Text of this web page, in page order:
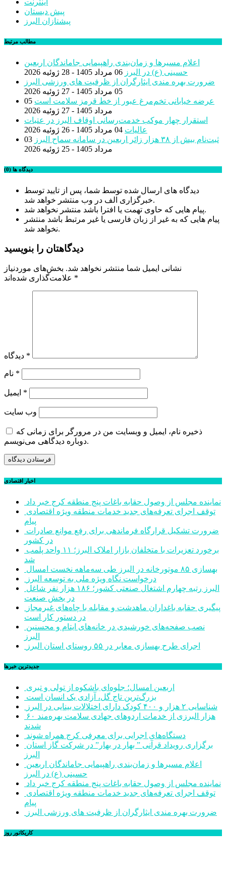
اینترنت
پیش دبستان
پیشتازان البرز
مطالب مرتبط
اعلام مسیرها و زمان‌بندی راهپیمایی جاماندگان اربعین
حسینی (ع) در البرز 06 مرداد 1405 - 28 ژوئیه 2026
ضرورت بهره مندی ایثارگران از ظرفیت های ورزشی البرز
05 مرداد 1405 - 27 ژوئیه 2026
عرضه خیابانی تخم‌مرغ عبور از خط قرمز سلامت است 05
مرداد 1405 - 27 ژوئیه 2026
استقرار چهار موکب خدمت‌رسانی اوقاف البرز در عتبات
عالیات 04 مرداد 1405 - 26 ژوئیه 2026
ثبت‌نام بیش از ٣٨ هزار زائر اربعین در سامانه سماح البرز
03
مرداد 1405 - 25 ژوئیه 2026
دیدگاه ها (0)
دیدگاه های ارسال شده توسط شما، پس از تایید توسط
خبرگزاری الف در وب منتشر خواهد شد.
پیام هایی که حاوی تهمت یا افترا باشد منتشر نخواهد شد.
پیام هایی که به غیر از زبان فارسی یا غیر مرتبط باشد منتشر
نخواهد شد.
دیدگاهتان را بنویسید
نشانی ایمیل شما منتشر نخواهد شد. بخش‌های موردنیاز
*
*
*
*
وب‌ سایت
ذخیره نام، ایمیل و وبسایت من در مرورگر برای زمانی که
دوباره دیدگاهی می‌نویسم.
اخبار اقتصادی
نماینده مجلس از وصول حقابه باغات پنج منطقه کرج خبر داد
پیام
در کشور
شد
بهسازی ۸۵ موتورخانه در البرز طی سه‌ماهه نخست امسال
درخواست نگاه ویژه ملی به توسعه البرز
در بخش صنعت
در دستور کار است
البرز
اجرای طرح بهسازی معابر در ۵۵ روستای استان البرز
جديدترين خبرها
اربعین امسال؛ جلوه‌ای باشکوه از تولی و تبری
بزرگ‌ترین تاج گل، آزادی یک انسان است
شناسایی ۲ هزار و ۴۰۰ کودک دارای اختلالات بینایی در البرز
۶۰ هزار البرزی از خدمات اردوهای جهادی سلامت بهره‌مند
شدند
دستگاه‌های اجرایی برای معرفی کرج همراه شوند
البرز
حسینی (ع) در البرز
نماینده مجلس از وصول حقابه باغات پنج منطقه کرج خبر داد
پیام
ضرورت بهره مندی ایثارگران از ظرفیت های ورزشی البرز
کاریکاتور روز